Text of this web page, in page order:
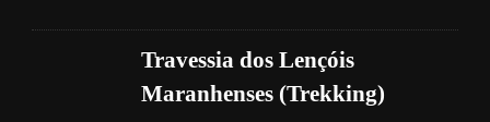
Travessia dos Lençóis
Maranhenses (Trekking)